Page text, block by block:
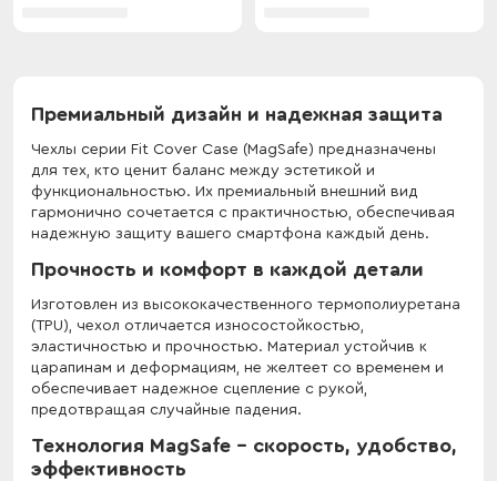
Премиальный дизайн и надежная защита
Чехлы серии Fit Cover Case (MagSafe) предназначены
для тех, кто ценит баланс между эстетикой и
функциональностью. Их премиальный внешний вид
гармонично сочетается с практичностью, обеспечивая
надежную защиту вашего смартфона каждый день.
Прочность и комфорт в каждой детали
Изготовлен из высококачественного термополиуретана
(TPU), чехол отличается износостойкостью,
эластичностью и прочностью. Материал устойчив к
царапинам и деформациям, не желтеет со временем и
обеспечивает надежное сцепление с рукой,
предотвращая случайные падения.
Технология MagSafe - скорость, удобство,
эффективность